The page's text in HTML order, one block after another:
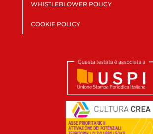
WHISTLEBLOWER POLICY
COOKIE POLICY